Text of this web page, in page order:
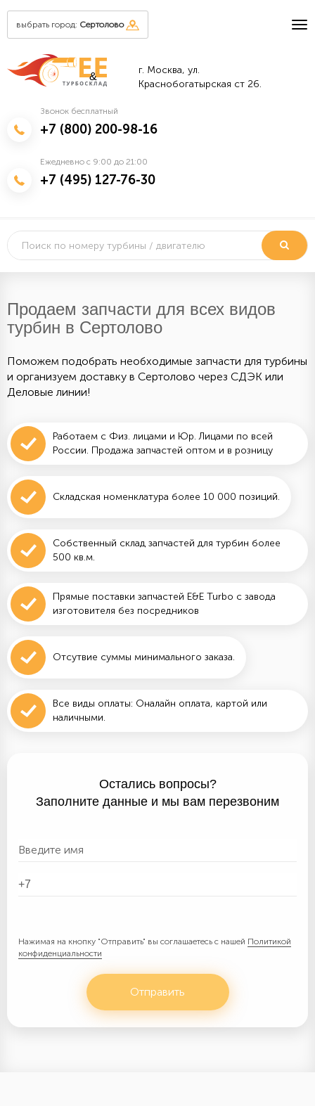
выбрать город: Сертолово
&
г. Москва, ул.
Краснобогатырская ст 26.
Звонок бесплатный
+7 (800) 200-98-16
Ежедневно с 9:00 до 21:00
+7 (495) 127-76-30
Продаем запчасти для всех видов
турбин в Сертолово
Поможем подобрать необходимые запчасти для турбины
и организуем доставку в Сертолово через СДЭК или
Деловые линии!
Работаем с Физ. лицами и Юр. Лицами по всей
России. Продажа запчастей оптом и в розницу
Складская номенклатура более 10 000 позиций.
Собственный склад запчастей для турбин более
500 кв.м.
Прямые поставки запчастей E&E Turbo с завода
изготовителя без посредников
Отсутвие суммы минимального заказа.
Все виды оплаты: Оналайн оплата, картой или
наличными.
Остались вопросы?
Заполните данные и мы вам перезвоним
Нажимая на кнопку "Отправить" вы соглашаетесь с нашей Политикой
конфиденциальности
Отправить